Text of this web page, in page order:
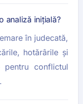
analiză inițială?
în judecată,
hotărârile și
pentru conflictul